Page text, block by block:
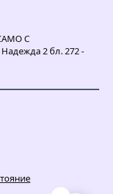
С
2 бл. 272 -